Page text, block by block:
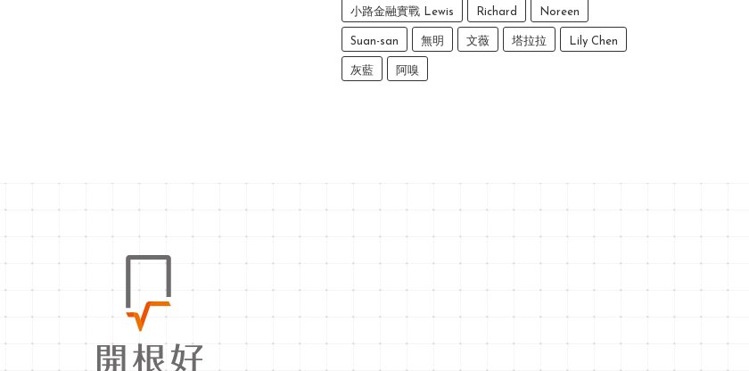
小路金融實戰 Lewis Richard Noreen
Suan-san 無明 文薇 塔拉拉 Lily Chen
灰藍 阿嗅